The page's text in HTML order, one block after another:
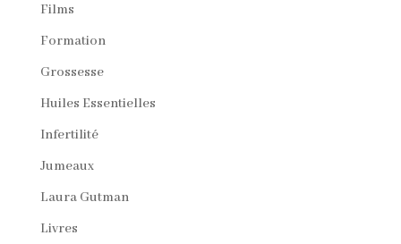
Films
Formation
Grossesse
Huiles Essentielles
Infertilité
Jumeaux
Laura Gutman
Livres